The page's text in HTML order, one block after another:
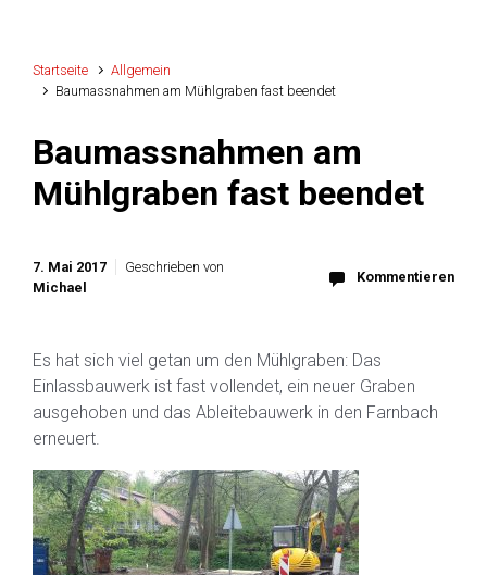
Startseite
Allgemein
Baumassnahmen am Mühlgraben fast beendet
Baumassnahmen am
Mühlgraben fast beendet
7. Mai 2017
Geschrieben von
Michael
Kommentieren
Es hat sich viel getan um den Mühlgraben: Das
Einlassbauwerk ist fast vollendet, ein neuer Graben
ausgehoben und das Ableitebauwerk in den Farnbach
erneuert.